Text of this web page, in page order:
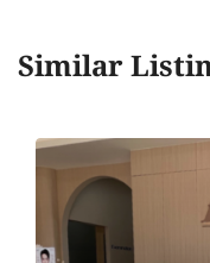
Similar